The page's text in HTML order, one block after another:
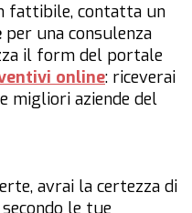
fattibile, contatta un
per una consulenza
il form del portale
online: riceverai
migliori aziende del
avrai la certezza di
le tue